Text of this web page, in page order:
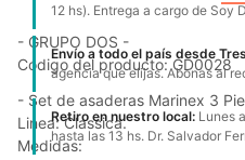
12 hs). Entrega a cargo de Soy
Envío a todo el país desde
agencia que elijas. Abonas al
Retiro en nuestro local: Lunes
hasta las 13 hs. Dr. Salvador
- GRUPO DOS -
Código del producto: GD0028
- Set de asaderas Marinex 3
Linea: Classica.
Medidas: